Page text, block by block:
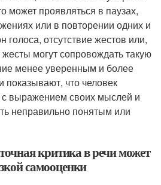
может проявляться в паузах,
или в повторении одних и
голоса, отсутствие жестов или,
могут сопровождать такую
менее уверенным и более
что человек
с выражением своих мыслей и
неправильно понятым или
критика в речи может
самооценки